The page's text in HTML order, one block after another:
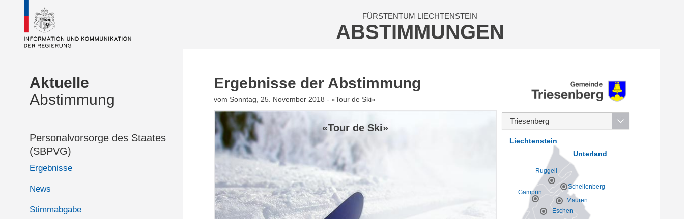
FÜRSTENTUM LIECHTENSTEIN
ABSTIMMUNGEN
Aktuelle
Abstimmung
Personalvorsorge des Staates
(SBPVG)
Ergebnisse
News
Stimmabgabe Eschen
Gamprin
Mauren
Ruggell
Schellenberg
Unterland
Liechtenstein
Ergebnisse der Abstimmung
vom Sonntag, 25. November 2018 - «Tour de Ski»
«Tour de Ski»